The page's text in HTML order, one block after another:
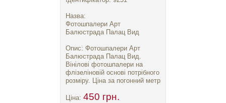
Назва:
Фотошпалери Арт
Балюстрада Палац Вид
Опис: Фотошпалери Арт
Балюстрада Палац Вид.
Вінілові фотошпалери на
флізеліновій основі потрібного
розміру. Ціна за погонний метр
Ціна: 450 грн.